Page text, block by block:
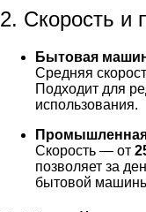
2. Скорость и
Бытовая
Средняя
Подходит для
использования.
Скорость — от
позволяет за
бытовой